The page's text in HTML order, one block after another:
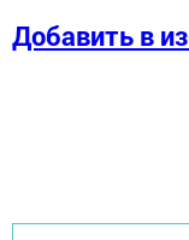
Добавить в